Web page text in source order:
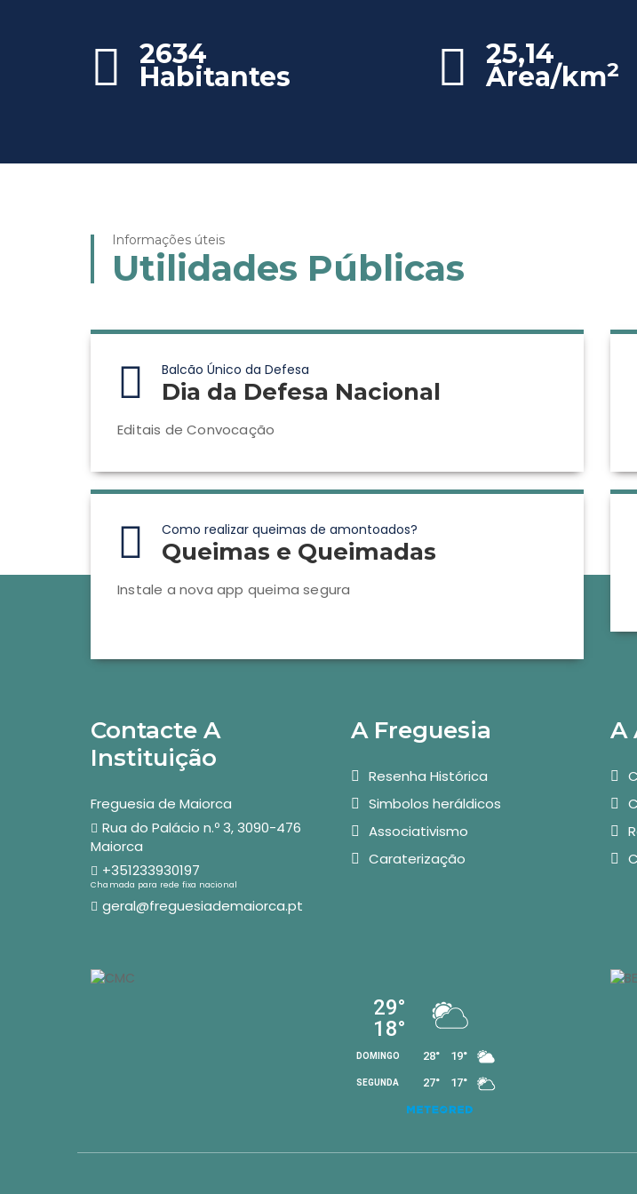
2634
Habitantes
25,14
Área/km2
Informações úteis
Utilidades Públicas
Balcão Único da Defesa
Dia da Defesa Nacional
Editais de Convocação
Como realizar queimas de amontoados?
Queimas e Queimadas
Instale a nova app queima segura
Contacte A
Instituição
Freguesia de Maiorca
Rua do Palácio n.º 3, 3090-476
Maiorca
+351233930197
Chamada para rede fixa nacional
geral@freguesiademaiorca.pt
A Freguesia
Resenha Histórica
Simbolos heráldicos
Associativismo
Caraterização
A